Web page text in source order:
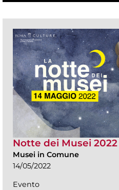
Notte dei Musei 2022
Musei in Comune
14/05/2022
Evento